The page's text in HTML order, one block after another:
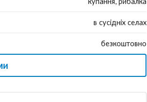
в сусідніх селах
безкоштовно